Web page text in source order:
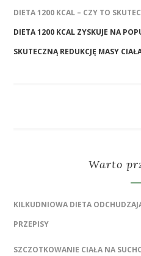
DIETA 1200 KCAL – CZY TO
DIETA 1200 KCAL ZYSKUJE NA
SKUTECZNĄ REDUKCJĘ MASY
Warto
KILKUDNIOWA DIETA
PRZEPISY
SZCZOTKOWANIE CIAŁA NA